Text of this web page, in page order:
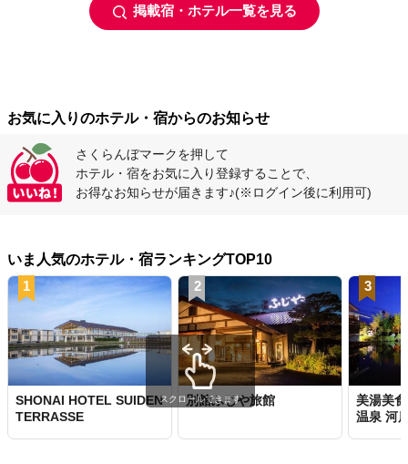
掲載宿・ホテル一覧を見る
お気に入りのホテル・宿からのお知らせ
さくらんぼマークを押して
ホテル・宿をお気に入り登録することで、
お得なお知らせが届きます♪(※ログイン後に利用可)
いま人気のホテル・宿ランキングTOP10
1
SHONAI HOTEL SUIDEN
TERRASSE
2
別館ふじや旅館
3
美湯美
温泉 河
スクロールできます